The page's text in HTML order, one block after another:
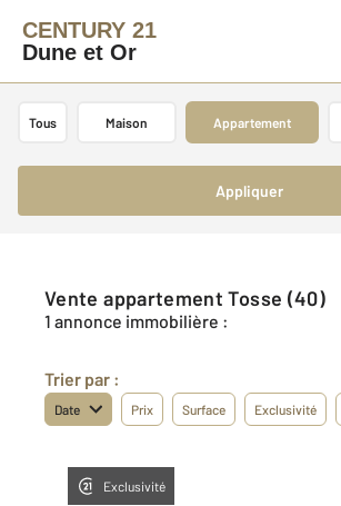
CENTURY 21
Dune et Or
Tous Maison Appartement
Appliquer
Vente appartement Tosse (40)
1 annonce immobilière :
Trier par :
Date Prix Surface Exclusivité
Exclusivité